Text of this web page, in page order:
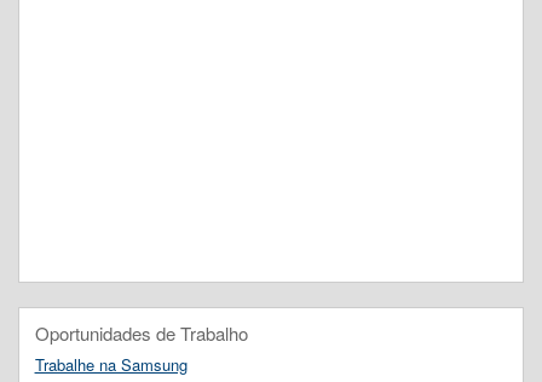
Oportunidades de Trabalho
Trabalhe na Samsung